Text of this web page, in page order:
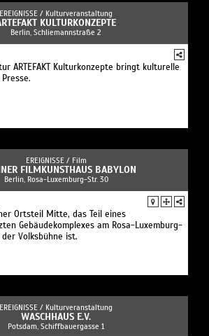
EREIGNISSE / Kulturveranstaltung
KULTURKONZEPTE
Berlin, Schliemannstraße 2
ARTEFAKT Kulturkonzepte bringt kulturelle
EREIGNISSE / Film
FILMKUNSTHAUS BABYLON
Berlin, Rosa-Luxemburg-Str. 30
Ortsteil Mitte, das Teil eines
Gebäudekomplexes am Rosa-Luxemburg-
Volksbühne ist.
EREIGNISSE / Kulturveranstaltung
WASCHHAUS E.V.
Potsdam, Schiffbauergasse 1